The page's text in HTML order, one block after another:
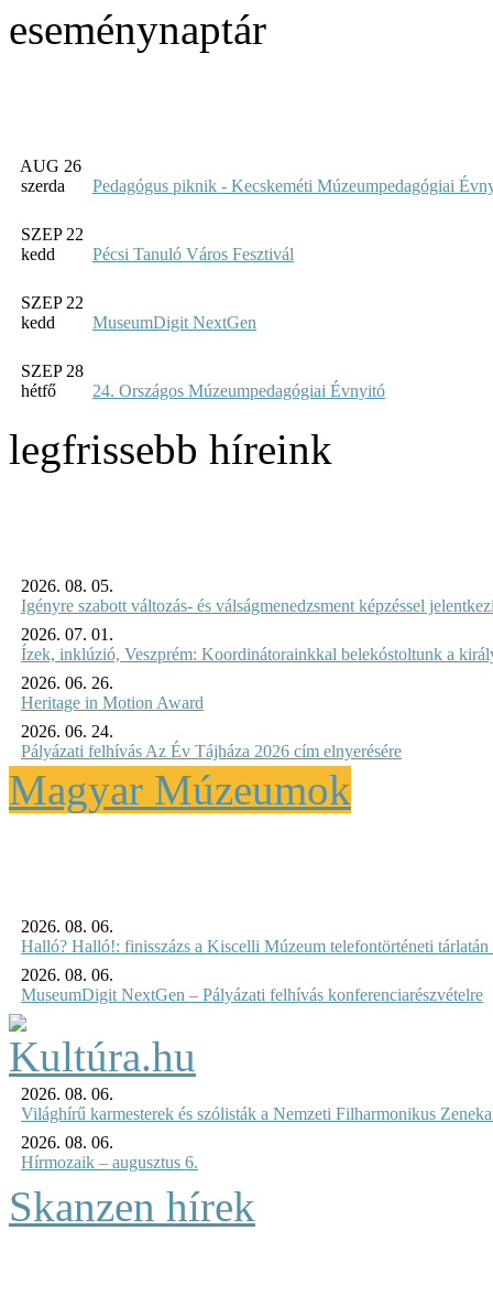
eseménynaptár
AUG 26
szerda
Pedagógus piknik - Kecskeméti Múzeumpedagógiai
SZEP 22
kedd
Pécsi Tanuló Város Fesztivál
SZEP 22
kedd
MuseumDigit NextGen
SZEP 28
hétfő
24. Országos Múzeumpedagógiai Évnyitó
legfrissebb híreink
2026. 08. 05.
Igényre szabott változás- és válságmenedzsment képzéssel
2026. 07. 01.
Ízek, inklúzió, Veszprém: Koordinátorainkkal belekóstoltunk a
2026. 06. 26.
Heritage in Motion Award
2026. 06. 24.
Pályázati felhívás Az Év Tájháza 2026 cím elnyerésére
Magyar Múzeumok
2026. 08. 06.
Halló? Halló!: finisszázs a Kiscelli Múzeum telefontörténeti tárlatán
2026. 08. 06.
MuseumDigit NextGen – Pályázati felhívás konferenciarészvételre
2026. 08. 06.
Világhírű karmesterek és szólisták a Nemzeti Filharmonikus
2026. 08. 06.
Hírmozaik – augusztus 6.
Skanzen hírek